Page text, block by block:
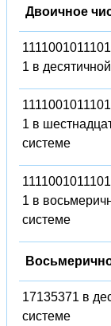
Двоичное
1 в
1 в
системе
1 в
системе
17135371 в
системе